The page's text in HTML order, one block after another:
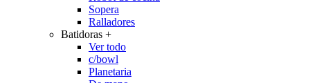
Sopera
Ralladores
Batidoras +
Ver todo
c/bowl
Planetaria